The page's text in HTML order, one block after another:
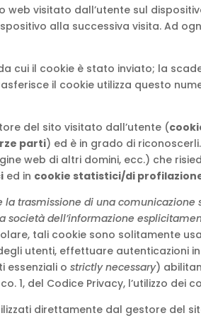
visitato dall’utente sul
alla successiva visita. Ad
cui il cookie è stato inviato; la
il cookie utilizza questo
del sito visitato dall’utente (
parti) ed è in grado di
web di altri domini, ecc.) che
ed in cookie statistici/di
la trasmissione di una
dell’informazione
tali cookie sono solitamente
utenti, effettuare autenticazioni
essenziali ostrictly necessary)
1, del Codice Privacy, l’utilizzo dei
direttamente dal gestore del